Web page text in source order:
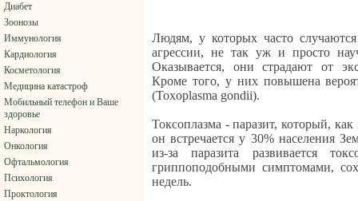
Диабет
Зоонозы
Иммунология
Кардиология
Косметология
Медицина катастроф
Мобильный телефон и Ваше
здоровье
Наркология
Онкология
Офтальмология
Психология
Проктология
Людям, у которых часто
агрессии, не так уж и просто
Оказывается, они страдают от
Кроме того, у них повышена
(Toxoplasma gondii).
Токсоплазма - паразит, который,
он встречается у 30% населения
из-за паразита развивается
гриппоподобными симптомами,
недель.